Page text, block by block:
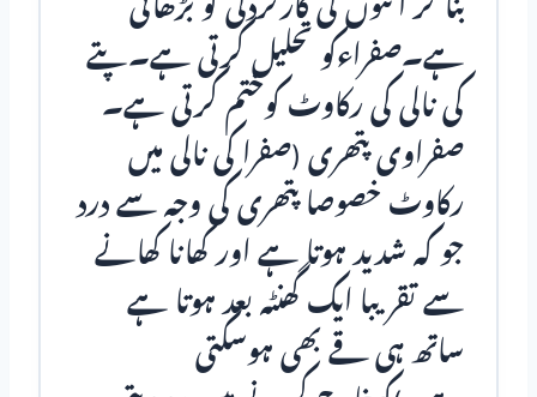
بنا کر آنتوں کی کارکردگی کو بڑھاتی
ہے۔صفراءکو تحلیل کرتی ہے۔پتے
کی نالی کی رکاوٹ کوختم کرتی ہے۔
صفراوی پتھری (صفرا کی نالی میں
رکاوٹ خصوصا پتھری کی وجہ سے درد
جو کہ شدید ہوتا ہے اور کھانا کھانے
سے تقریبا ایک گھنٹہ بعد ہوتا ہے
ساتھ ہی قے بھی ہوسکتی